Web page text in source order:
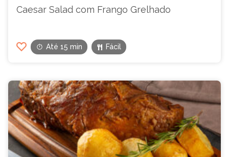
Caesar Salad com Frango Grelhado
Até 15 min Fácil